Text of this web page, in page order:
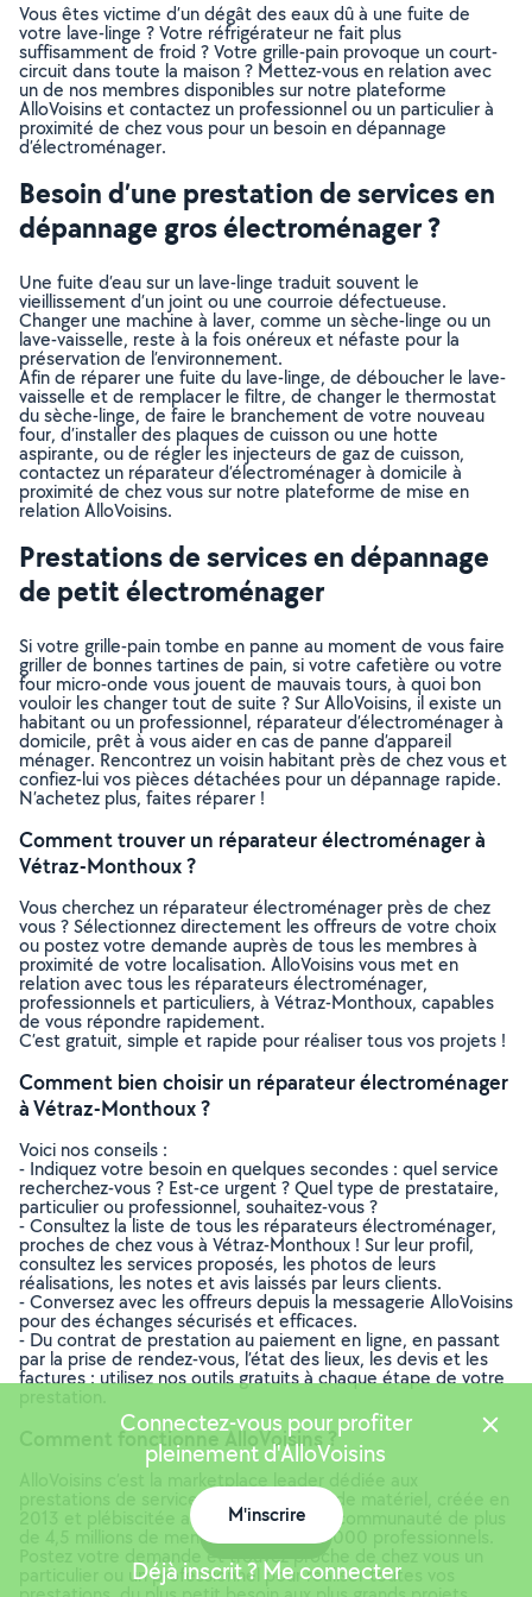
Vous êtes victime d’un dégât des eaux dû à une fuite de
votre lave-linge ? Votre réfrigérateur ne fait plus
suffisamment de froid ? Votre grille-pain provoque un court-
circuit dans toute la maison ? Mettez-vous en relation avec
un de nos membres disponibles sur notre plateforme
AlloVoisins et contactez un professionnel ou un particulier à
proximité de chez vous pour un besoin en dépannage
d’électroménager.
Besoin d’une prestation de services en
dépannage gros électroménager ?
Une fuite d’eau sur un lave-linge traduit souvent le
vieillissement d’un joint ou une courroie défectueuse.
Changer une machine à laver, comme un sèche-linge ou un
lave-vaisselle, reste à la fois onéreux et néfaste pour la
préservation de l’environnement.
Afin de réparer une fuite du lave-linge, de déboucher le lave-
vaisselle et de remplacer le filtre, de changer le thermostat
du sèche-linge, de faire le branchement de votre nouveau
four, d’installer des plaques de cuisson ou une hotte
aspirante, ou de régler les injecteurs de gaz de cuisson,
contactez un réparateur d’électroménager à domicile à
proximité de chez vous sur notre plateforme de mise en
relation AlloVoisins.
Prestations de services en dépannage
de petit électroménager
Si votre grille-pain tombe en panne au moment de vous faire
griller de bonnes tartines de pain, si votre cafetière ou votre
four micro-onde vous jouent de mauvais tours, à quoi bon
vouloir les changer tout de suite ? Sur AlloVoisins, il existe un
habitant ou un professionnel, réparateur d’électroménager à
domicile, prêt à vous aider en cas de panne d’appareil
ménager. Rencontrez un voisin habitant près de chez vous et
confiez-lui vos pièces détachées pour un dépannage rapide.
N’achetez plus, faites réparer !
Comment trouver un réparateur électroménager à
Vétraz-Monthoux ?
Vous cherchez un réparateur électroménager près de chez
vous ? Sélectionnez directement les offreurs de votre choix
ou postez votre demande auprès de tous les membres à
proximité de votre localisation. AlloVoisins vous met en
relation avec tous les réparateurs électroménager,
professionnels et particuliers, à Vétraz-Monthoux, capables
de vous répondre rapidement.
C’est gratuit, simple et rapide pour réaliser tous vos projets !
Comment bien choisir un réparateur électroménager
à Vétraz-Monthoux ?
Voici nos conseils :
- Indiquez votre besoin en quelques secondes : quel service
recherchez-vous ? Est-ce urgent ? Quel type de prestataire,
particulier ou professionnel, souhaitez-vous ?
- Consultez la liste de tous les réparateurs électroménager,
proches de chez vous à Vétraz-Monthoux ! Sur leur profil,
consultez les services proposés, les photos de leurs
réalisations, les notes et avis laissés par leurs clients.
- Conversez avec les offreurs depuis la messagerie AlloVoisins
pour des échanges sécurisés et efficaces.
- Du contrat de prestation au paiement en ligne, en passant
par la prise de rendez-vous, l’état des lieux, les devis et les
factures : utilisez nos outils gratuits à chaque étape de votre
Comment fonctionne AlloVoisins ?
prestations de services et à la location de matériel, créée en
2013 et plébiscitée aujourd’hui par une communauté de plus
de 4,5 millions de membres, dont 300 000 professionnels.
Postez votre demande et trouvez proche de chez vous un
particulier ou un professionnel pour réaliser toutes vos
Connectez-vous pour profiter
pleinement d'AlloVoisins
M'inscrire
Déjà inscrit ? Me connecter